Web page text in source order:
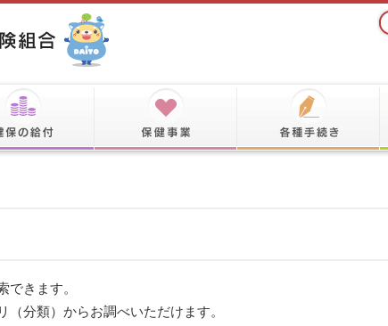
できます。
分類）からお調べいただけます。